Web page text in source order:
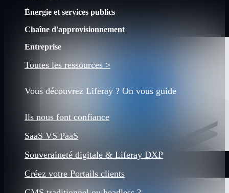
Énergie et services publics
Chaîne d'approvisionnement
Entreprise
Toutes les ressources >
Vous découvrez Liferay ? On vous guide
Ils nous font confiance
SaaS VS PaaS
Souveraineté digitale & Liferay DXP
Créez votre Portails clients